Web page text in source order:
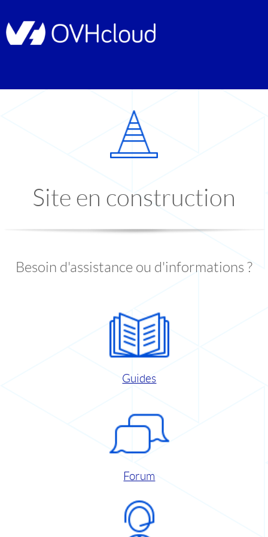
Site en construction
Besoin d'assistance ou d'informations ?
Guides
Forum